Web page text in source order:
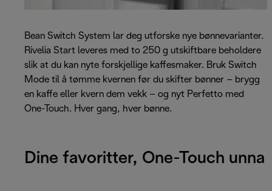
Bean Switch System lar deg utforske nye bønnevarianter.
Rivelia Start leveres med to 250 g utskiftbare beholdere
slik at du kan nyte forskjellige kaffesmaker. Bruk Switch
Mode til å tømme kvernen før du skifter bønner – brygg
en kaffe eller kvern dem vekk – og nyt Perfetto med
One-Touch. Hver gang, hver bønne.
Dine favoritter, One-Touch unna